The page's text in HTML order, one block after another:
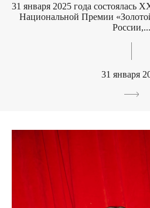
31 января 2025 года состоялась
Национальной Премии
России,...
31 января